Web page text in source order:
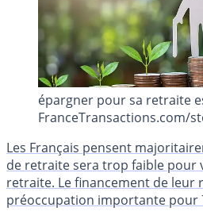
épargner pour sa retraite
FranceTransactions.com/
Les Français pensent
de retraite sera trop faible pour
retraite. Le financement de leur
préoccupation importante pour